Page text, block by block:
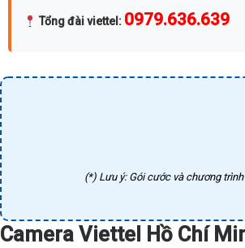
Tổng đài viettel : 0979.636.639
(*) Lưu ý: Gói cước và chương
Camera Viettel Hồ Chí